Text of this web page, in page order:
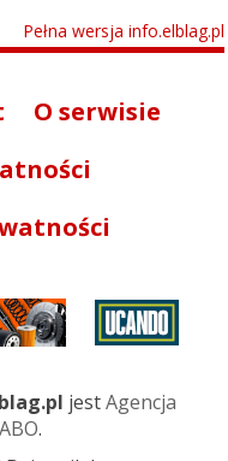
Pełna wersja info.elblag.pl
O serwisie
jestAgencja
.